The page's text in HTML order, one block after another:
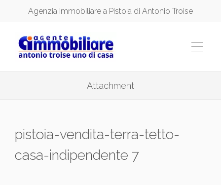
Agenzia Immobiliare a Pistoia di Antonio Troise
Attachment
pistoia-vendita-terra-tetto-
casa-indipendente 7